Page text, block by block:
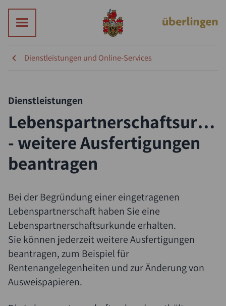
Dienstleistungen und Online-Services
Dienstleistungen
- weitere Ausfertigungen
beantragen
Bei der Begründung einer eingetragenen
Lebenspartnerschaft haben Sie eine
Lebenspartnerschaftsurkunde erhalten.
Sie können jederzeit weitere Ausfertigungen
beantragen,zum Beispiel für
Rentenangelegenheiten und zur Änderung von
Ausweispapieren.